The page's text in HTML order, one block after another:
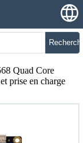
Quad Core
prise en charge